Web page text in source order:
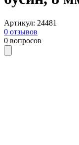
Артикул: 24481
0 отзывов
0 вопросов